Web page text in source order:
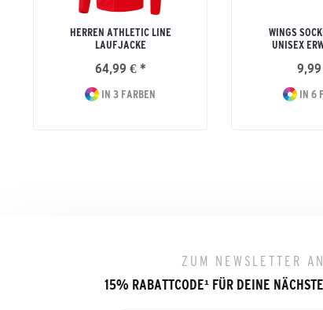
HERREN ATHLETIC LINE
LAUFJACKE
64,99 € *
IN 3 FARBEN
WINGS
UNISEX
IN 6
ZUM NEWSLETTER
15% RABATTCODE¹FÜR DEINE